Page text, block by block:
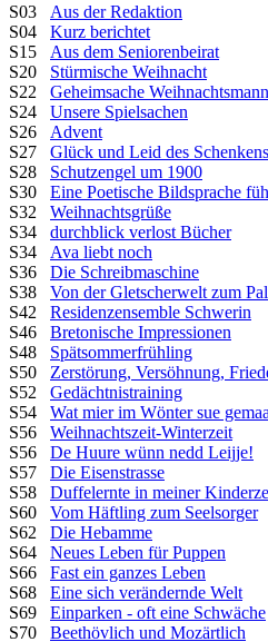
S03 Aus der Redaktion
S04 Kurz berichtet
S15 Aus dem Seniorenbeirat
S20 Stürmische Weihnacht
S22 Geheimsache Weihnachtsmann
S24 Unsere Spielsachen
S26 Advent
S27 Glück und Leid des Schenkens
S28 Schutzengel um 1900
S30 Eine Poetische Bildsprache
S32 Weihnachtsgrüße
S34 durchblick verlost Bücher
S34 Ava liebt noch
S36 Die Schreibmaschine
S38 Von der Gletscherwelt zum
S42 Residenzensemble Schwerin
S46 Bretonische Impressionen
S48 Spätsommerfrühling
S50 Zerstörung, Versöhnung,
S52 Gedächtnistraining
S54 Wat mier im Wönter sue
S56 Weihnachtszeit-Winterzeit
S56 De Huure wünn nedd Leijje!
S57 Die Eisenstrasse
S58 Duffelernte in meiner
S60 Vom Häftling zum Seelsorger
S62 Die Hebamme
S64 Neues Leben für Puppen
S66 Fast ein ganzes Leben
S68 Eine sich verändernde Welt
S69 Einparken - oft eine Schwäche
S70 Beethövlich und Mozärtlich